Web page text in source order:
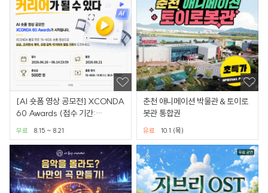
[AI 숏폼 영상 공모전] XCONDA
60 Awards (접수 기간:
8.15 ~ 8.21
무료
춘천 애니메이션 박물관＆토이로
봇관 통합권
10.1 (목)
유료